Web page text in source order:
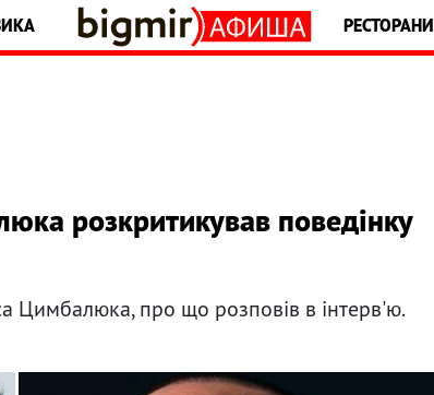
РЕСТОРАНИ
розкритикував поведінку
Цимбалюка, про що розповів в інтерв'ю.